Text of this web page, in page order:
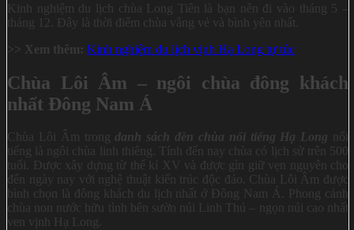
Kinh nghiệm du lịch chùa Long Tiên là bạn nên đi vào tháng 5 –
tháng 12. Đây là thời điểm chùa vắng vẻ và bình yên nhất.
>> Xem thêm: Kinh nghiệm du lịch vịnh Hạ Long tự túc
Chùa Lôi Âm – ngôi chùa đông khách
nhất Đông Nam Á
Chùa Lôi Âm trong danh sách đền chùa nổi tiếng Hạ Long nổi
tiếng là ngôi chùa linh thiêng. Tính đến nay chùa có lịch sử trên 500
tuổi. Được xây dựng từ thế kỉ XV và được gìn giữ vẹn nguyên cho
đến ngày nay với nghệ thuật kiến trúc độc đáo. Chùa Lôi Âm được
bình chọn là đông khách du lịch nhất ở Đông Nam Á. Phong cảnh
chùa non nước hữu tình bên sườn núi Linh Thú – ngọn núi cao nhất
ven vịnh Hạ Long.